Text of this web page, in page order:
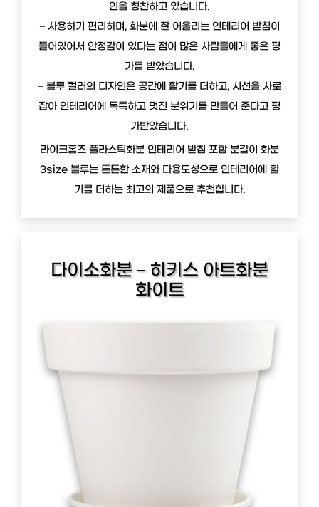
인을 칭찬하고 있습니다.
– 사용하기 편리하며, 화분에 잘 어울리는 인테리어 받침이
들어있어서 안정감이 있다는 점이 많은 사람들에게 좋은 평
가를 받았습니다.
– 블루 컬러의 디자인은 공간에 활기를 더하고, 시선을 사로
잡아 인테리어에 독특하고 멋진 분위기를 만들어 준다고 평
가받았습니다.
라이크홈즈 플라스틱화분 인테리어 받침 포함 분갈이 화분
3size 블루는 튼튼한 소재와 다용도성으로 인테리어에 활
기를 더하는 최고의 제품으로 추천합니다.
다이소화분 – 히키스 아트화분
화이트